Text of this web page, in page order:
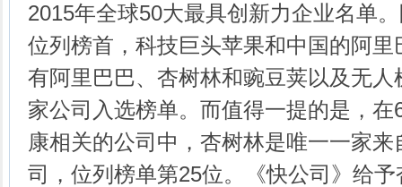
2015年全球50大最具创新力企业名单
位列榜首，科技巨头苹果和中国的阿
有阿里巴巴、杏树林和豌豆荚以及无
家公司入选榜单。而值得一提的是，
康相关的公司中，杏树林是唯一一家
司，位列榜单第25位。《快公司》给